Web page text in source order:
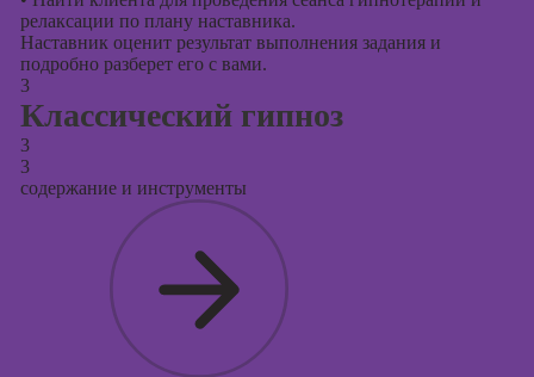
релаксации по плану наставника.
Наставник оценит результат выполнения задания и
подробно разберет его с вами.
3
Классический гипноз
3
3
содержание и инструменты